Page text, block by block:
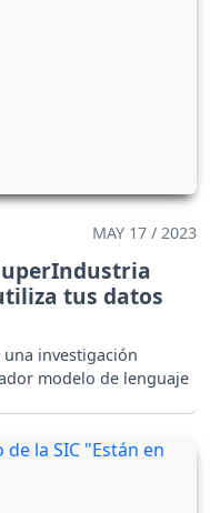
MAY 17 / 2023
tus datos
una investigación
modelo de lenguaje